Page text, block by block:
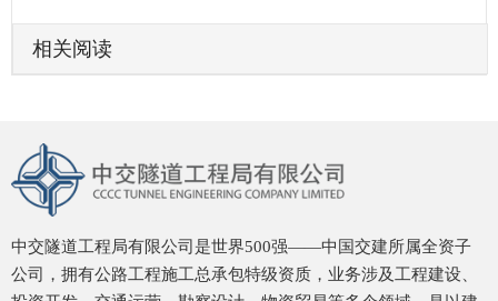
相关阅读
中交隧道工程局有限公司是世界500强——中国交建所属全资子
公司，拥有公路工程施工总承包特级资质，业务涉及工程建设、